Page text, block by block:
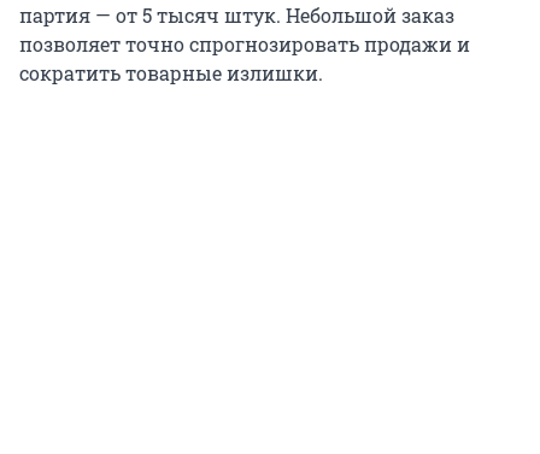
партия — от 5 тысяч штук. Небольшой заказ
позволяет точно спрогнозировать продажи и
сократить товарные излишки.